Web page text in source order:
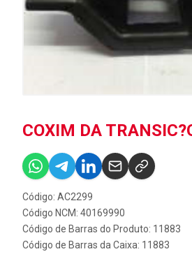
COXIM DA
Código: AC2299
Código NCM: 40169990
Código de Barras do Produto: 11883
Código de Barras da Caixa: 11883